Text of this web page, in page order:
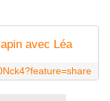
avec Léa